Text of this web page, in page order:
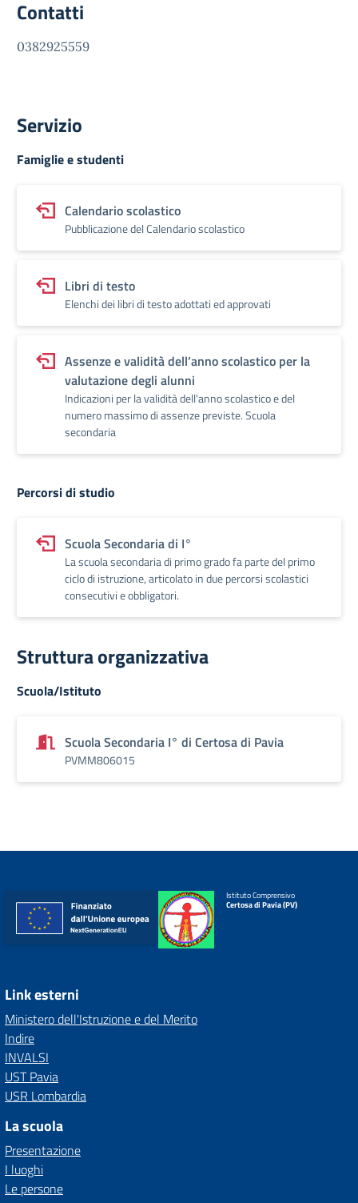
Contatti
0382925559
Servizio
Famiglie e studenti
Calendario scolastico
Pubblicazione del Calendario scolastico
Libri di testo
Elenchi dei libri di testo adottati ed approvati
Assenze e validità dell’anno scolastico per la
valutazione degli alunni
Indicazioni per la validità dell'anno scolastico e del
numero massimo di assenze previste. Scuola
secondaria
Percorsi di studio
Scuola Secondaria di I°
La scuola secondaria di primo grado fa parte del primo
ciclo di istruzione, articolato in due percorsi scolastici
consecutivi e obbligatori.
Struttura organizzativa
Scuola/Istituto
Scuola Secondaria I° di Certosa di Pavia
PVMM806015
Istituto Comprensivo
Certosa di Pavia (PV)
Link esterni
Ministero dell'Istruzione e del Merito
Indire
INVALSI
UST Pavia
USR Lombardia
La scuola
Presentazione
I luoghi
Le persone